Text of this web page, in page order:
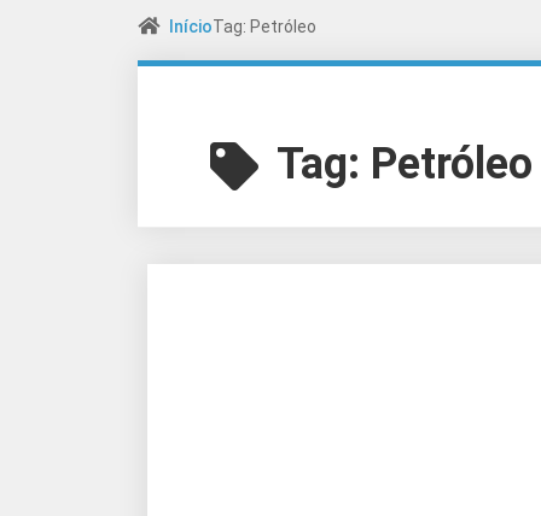
InícioTag: Petróleo
Tag: Petróleo